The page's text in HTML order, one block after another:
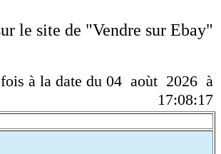
le site de "Vendre sur Ebay"
fois à la date du 04 aoùt 2026 à
17:08:17